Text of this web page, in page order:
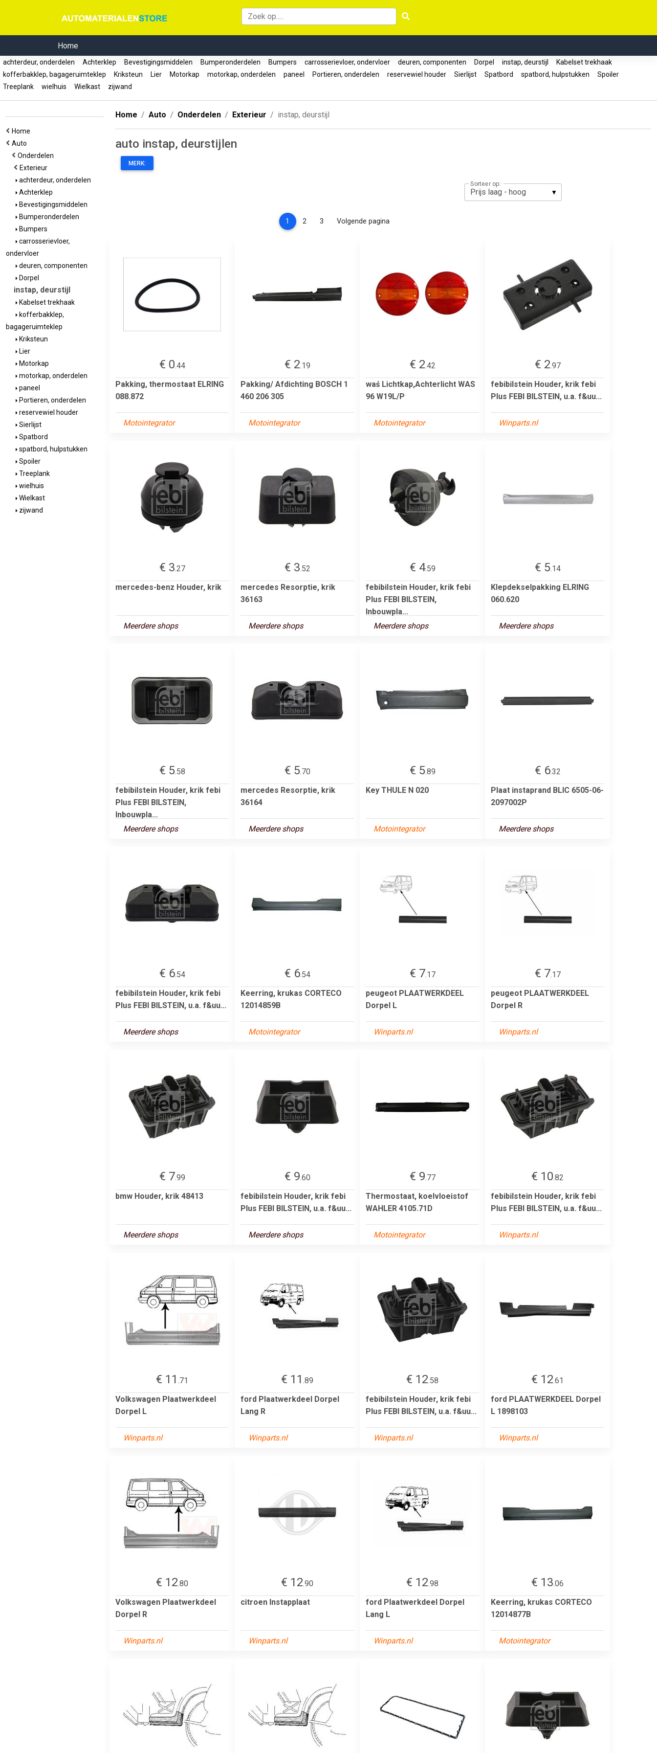
Home
achterdeur, onderdelen Achterklep Bevestigingsmiddelen Bumperonderdelen Bumpers carrosserievloer, ondervloer deuren, componenten Dorpel instap, deurstijl
Kabelset trekhaak
kofferbakklep, bagageruimteklep
Kriksteun Lier Motorkap motorkap, onderdelen paneel Portieren, onderdelen reservewiel houder Sierlijst Spatbord spatbord, hulpstukken
Spoiler
Treeplank
wielhuis Wielkast zijwand
Home
Auto
Onderdelen
Exterieur
achterdeur, onderdelen
Achterklep
Bevestigingsmiddelen
Bumperonderdelen
Bumpers
carrosserievloer,
ondervloer
deuren, componenten
Dorpel
instap, deurstijl
Kabelset trekhaak
kofferbakklep,
bagageruimteklep
Kriksteun
Lier
Motorkap
motorkap, onderdelen
paneel
Portieren, onderdelen
reservewiel houder
Sierlijst
Spatbord
spatbord, hulpstukken
Spoiler
Treeplank
wielhuis
Wielkast
zijwand
Home Auto Onderdelen Exterieur instap, deurstijl
auto instap, deurstijlen
MERK:
Sorteer op:
1 (current)
2 3 Volgende pagina
€ 0.44
Pakking, thermostaat ELRING
088.872
Motointegrator
€ 2.19
Pakking/ Afdichting BOSCH 1
460 206 305
Motointegrator
€ 2.42
waś Lichtkap,Achterlicht WAS
96 W19L/P
Motointegrator
€ 2.97
febibilstein Houder, krik febi
Plus FEBI BILSTEIN, u.a. f&uu...
Winparts.nl
€ 3.27
mercedes-benz Houder, krik
Meerdere shops
€ 3.52
mercedes Resorptie, krik
36163
Meerdere shops
€ 4.59
febibilstein Houder, krik febi
Plus FEBI BILSTEIN,
Inbouwpla...
Meerdere shops
€ 5.14
Klepdekselpakking ELRING
060.620
Meerdere shops
€ 5.58
febibilstein Houder, krik febi
Plus FEBI BILSTEIN,
Inbouwpla...
Meerdere shops
€ 5.70
mercedes Resorptie, krik
36164
Meerdere shops
€ 5.89
Key THULE N 020
Motointegrator
€ 6.32
Plaat instaprand BLIC 6505-06-
2097002P
Meerdere shops
€ 6.54
febibilstein Houder, krik febi
Plus FEBI BILSTEIN, u.a. f&uu...
Meerdere shops
€ 6.54
Keerring, krukas CORTECO
12014859B
Motointegrator
€ 7.17
peugeot PLAATWERKDEEL
Dorpel L
Winparts.nl
€ 7.17
peugeot PLAATWERKDEEL
Dorpel R
Winparts.nl
€ 7.99
bmw Houder, krik 48413
Meerdere shops
€ 9.60
febibilstein Houder, krik febi
Plus FEBI BILSTEIN, u.a. f&uu...
Meerdere shops
€ 9.77
Thermostaat, koelvloeistof
WAHLER 4105.71D
Motointegrator
€ 10.82
febibilstein Houder, krik febi
Plus FEBI BILSTEIN, u.a. f&uu...
Winparts.nl
€ 11 .71
Volkswagen Plaatwerkdeel
Dorpel L
Winparts.nl
€ 11 .89
ford Plaatwerkdeel Dorpel
Lang R
Winparts.nl
€ 12.58
febibilstein Houder, krik febi
Plus FEBI BILSTEIN, u.a. f&uu...
Winparts.nl
€ 12.61
ford PLAATWERKDEEL Dorpel
L 1898103
Winparts.nl
€ 12.80
Volkswagen Plaatwerkdeel
Dorpel R
Winparts.nl
€ 12.90
citroen Instapplaat
Winparts.nl
€ 12.98
ford Plaatwerkdeel Dorpel
Lang L
Winparts.nl
€ 13.06
Keerring, krukas CORTECO
12014877B
Motointegrator